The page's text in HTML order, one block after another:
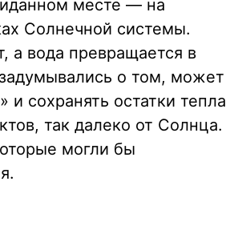
месте — на
Солнечной системы.
а вода превращается в
о том, может
и сохранять остатки тепла
так далеко от Солнца.
могли бы